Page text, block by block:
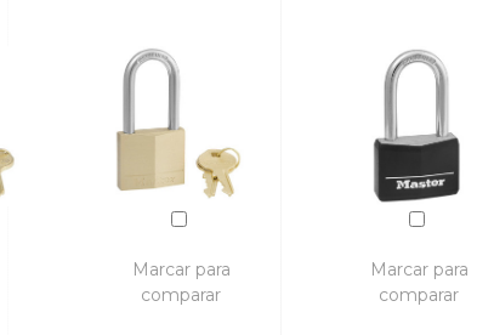
Marcar para
comparar
Marcar para
comparar